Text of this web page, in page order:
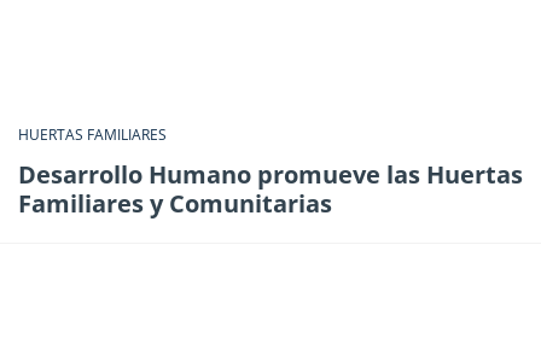
HUERTAS FAMILIARES
Desarrollo Humano promueve las Huertas
Familiares y Comunitarias